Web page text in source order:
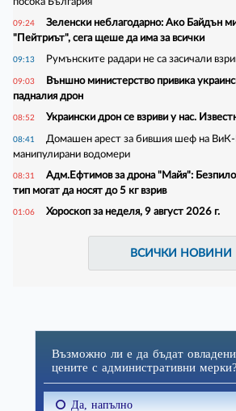
09:24
Зеленски неблагодарно: Ако Байдън
"Пейтриът", сега щеше да има за всички
09:13 Румънските радари не са засичали
09:03
Външно министерство привика
падналия дрон
08:52 Украински дрон се взриви у нас.
08:41
Домашен арест за бившия шеф на ВиК-
манипулирани водомери
08:31
Адм.Ефтимов за дрона "Майя":
тип могат да носят до 5 кг взрив
01:06 Хороскоп за неделя, 9 август 2026 г.
ВСИЧКИ НОВИНИ